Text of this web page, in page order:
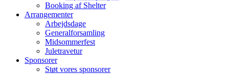
Booking af Shelter
Arrangementer
Arbejdsdage
Generalforsamling
Midsommerfest
Juletravetur
Sponsorer
Støt vores sponsorer